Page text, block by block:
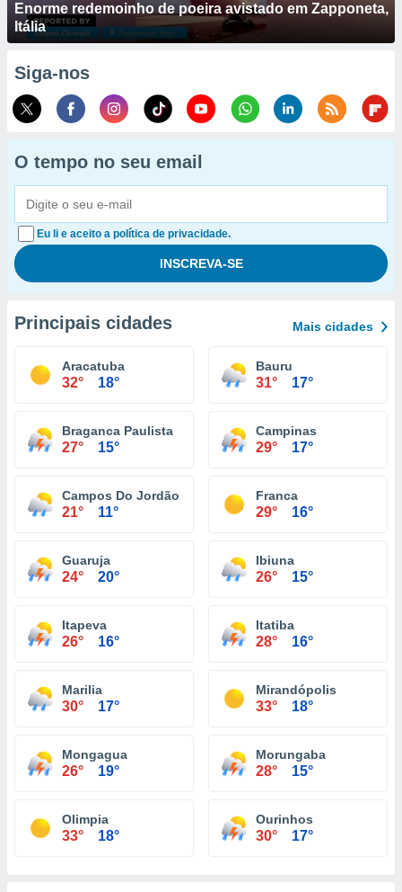
Enorme redemoinho de poeira avistado em Zapponeta,
Itália
Siga-nos
O tempo no seu email
Eu li e aceito a política de privacidade.
Principais cidades Mais cidades
Aracatuba
32° 18°
Bauru
31° 17°
Braganca Paulista
27° 15°
Campinas
29° 17°
Campos Do Jordão
21° 11°
Franca
29° 16°
Guaruja
24° 20°
Ibiuna
26° 15°
Itapeva
26° 16°
Itatiba
28° 16°
Marilia
30° 17°
Mirandópolis
33° 18°
Mongagua
26° 19°
Morungaba
28° 15°
Olimpia
33° 18°
Ourinhos
30° 17°